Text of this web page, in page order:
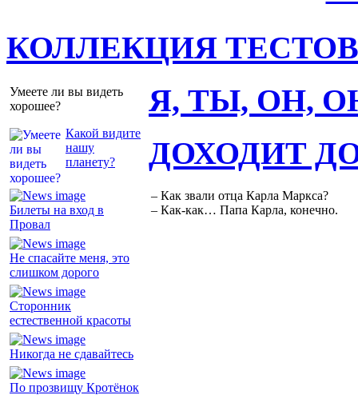
КОЛЛЕКЦИЯ ТЕСТОВ
Умеете ли вы видеть
хорошее?
Какой видите
нашу
планету?
Я, ТЫ, ОН,
Билеты на вход в
Провал
Не спасайте меня, это
слишком дорого
Сторонник
естественной красоты
Никогда не сдавайтесь
По прозвищу Кротёнок
ДОХОДИТ
– Как звали отца Карла Маркса?
– Как-как… Папа Карла, конечно.